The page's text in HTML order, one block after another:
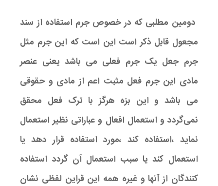
دومین مطلبی که در خصوص جرم استفاده از سند
مجعول قابل ذکر است این است که این جرم مثل
جرم جعل یک جرم فعلی می باشد یعنی عنصر
مادی این جرم فعل مثبت اعم از مادی و حقوقی
می باشد و این بزه هرگز با ترک فعل محقق
نمی‌گردد و استعمال افعال و عباراتی نظیر استعمال
نماید ،استفاده کند ،مورد استفاده قرار دهد یا
استعمال کند یا سبب استعمال آن گردد استفاده
کنندگان از آنها و غیره همه این قراین لفظی نشان